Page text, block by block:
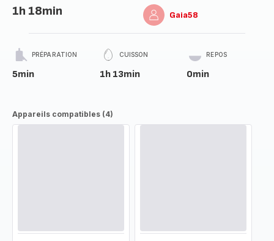
1h 18min Gaia58
PRÉPARATION
5min
CUISSON
1h 13min
REPOS
0min
Appareils compatibles (4)